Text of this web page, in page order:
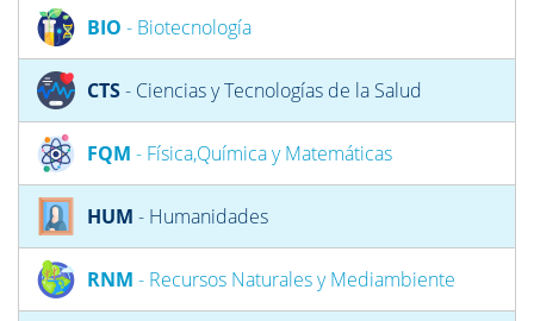
BIO - Biotecnología
CTS- Ciencias y Tecnologías de la Salud
FQM - Física,Química y Matemáticas
HUM - Humanidades
RNM - Recursos Naturales y Mediambiente